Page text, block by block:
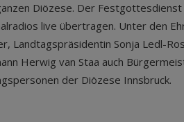
Diözese. Der
live übertragen. Unter den
Landtagspräsidentin Sonja Ledl-
Herwig van Staa auch
der Diözese Innsbruck.